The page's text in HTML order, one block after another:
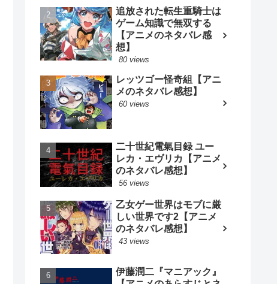
追放された転生重騎士は
ゲーム知識で無双する
【アニメのネタバレ感
想】
80 views
レッツゴー怪奇組【アニ
メのネタバレ感想】
60 views
二十世紀電氣目録 ユー
レカ・エヴリカ【アニメ
のネタバレ感想】
56 views
乙女ゲー世界はモブに厳
しい世界です2【アニメ
のネタバレ感想】
43 views
伊藤潤二『マニアック』